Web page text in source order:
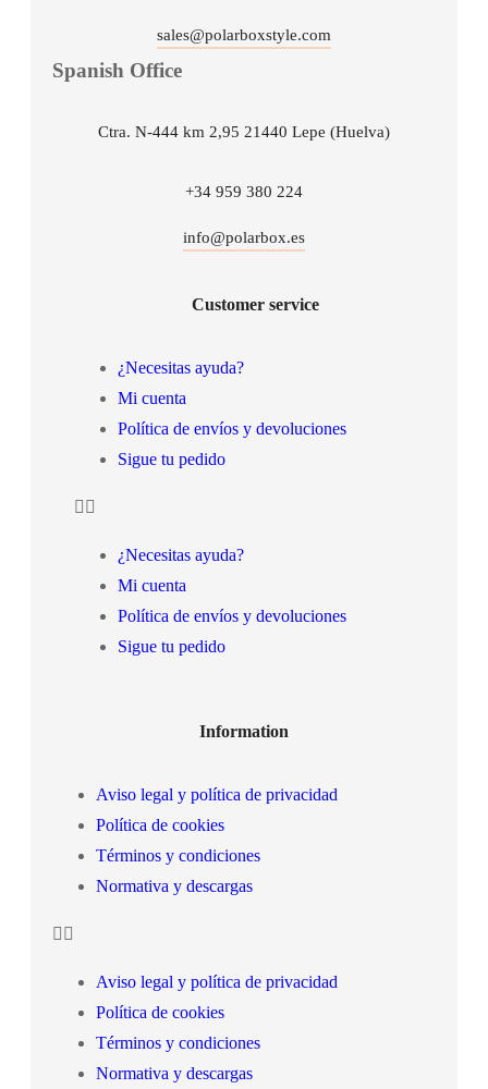
sales@polarboxstyle.com
Spanish Office
Ctra. N-444 km 2,95 21440 Lepe (Huelva)
+34 959 380 224
info@polarbox.es
Customer service
¿Necesitas ayuda?
Mi cuenta
Política de envíos y devoluciones
Sigue tu pedido
¿Necesitas ayuda?
Mi cuenta
Política de envíos y devoluciones
Sigue tu pedido
Information
Aviso legal y política de privacidad
Política de cookies
Términos y condiciones
Normativa y descargas
Aviso legal y política de privacidad
Política de cookies
Términos y condiciones
Normativa y descargas